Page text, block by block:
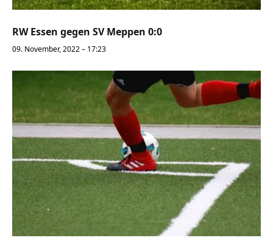
RW Essen gegen SV Meppen 0:0
09. November, 2022 – 17:23